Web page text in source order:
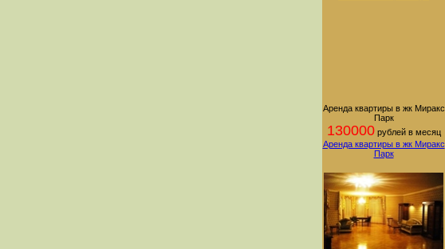
Аренда квартиры в жк Миракс
Парк
130000рублей в месяц
Аренда квартиры в жк Миракс
Парк